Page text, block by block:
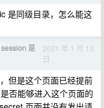
是同级目录，怎么能这
是
2021 年 1 月 13
日
但是这个页面已经提前
否能够进入这个页面的